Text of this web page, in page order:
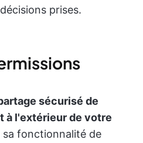
prises.
sécurisé de
à l'extérieur de votre
sa fonctionnalité de